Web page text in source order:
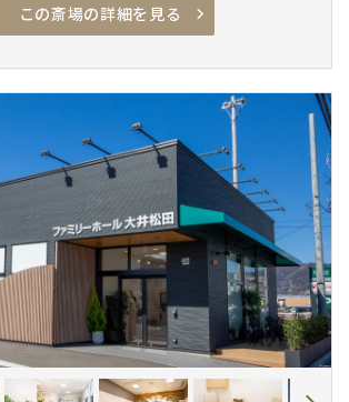
駐車場有 安置室 火葬設備有
この斎場の詳細を見る